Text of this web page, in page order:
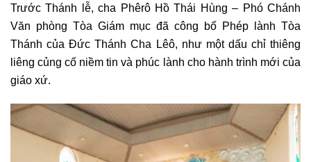
Trước Thánh lễ, cha Phêrô Hồ Thái Hùng – Phó Chánh
Văn phòng Tòa Giám mục đã công bố Phép lành Tòa
Thánh của Đức Thánh Cha Lêô, như một dấu chỉ thiêng
liêng củng cố niềm tin và phúc lành cho hành trình mới của
giáo xứ.